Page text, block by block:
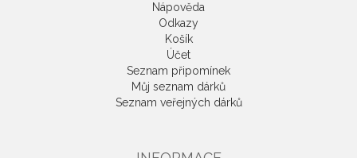
Nápověda
Odkazy
Košík
Účet
Seznam připomínek
Můj seznam dárků
Seznam veřejných dárků